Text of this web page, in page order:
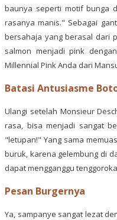
baunya seperti motif bunga
rasanya manis." Sebagai
bersahaja yang berasal dari
salmon menjadi pink
Millennial Pink Anda dari
Batasi Antusiasme
Ulangi setelah Monsieur
rasa, bisa menjadi sangat
"letupan!" Yang sama
buruk, karena gelembung di
dapat mengganggu
Pesan Burgernya
Ya, sampanye sangat lezat